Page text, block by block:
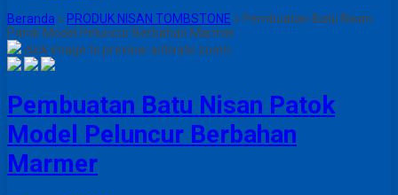
Beranda » PRODUK NISAN TOMBSTONE » Pembuatan Batu Nisan
Patok Model Peluncur Berbahan Marmer
click image to preview activate zoom
Pembuatan Batu Nisan Patok
Model Peluncur Berbahan
Marmer